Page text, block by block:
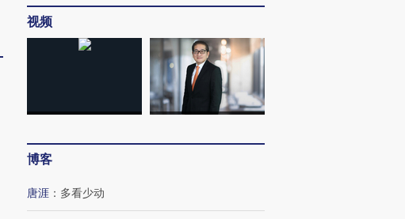
航飞行员跨国走私7万
粒摇头丸 尿检体内含3种
视线｜被称为“蟑螂”的印
育部长拱下台
视线｜“入侵”还是“人道危
飞地休达
推广】走进第四届链博
会，让数智科技“链”接产
【特别呈现】寻找100种
CFO：不靠规模取胜，华
视频
博客
唐涯 ： 多看少动